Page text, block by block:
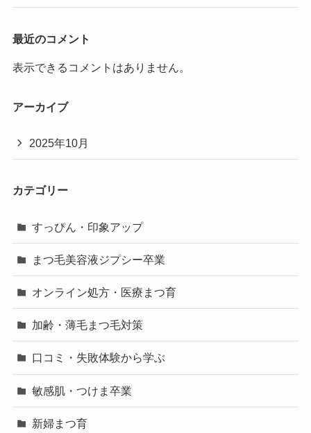
最近のコメント
表示できるコメントはありません。
アーカイブ
2025年10月
カテゴリー
すっぴん・印象アップ
まつ毛美容液ジプシー卒業
オンライン処方・医療まつ育
加齢・薄毛まつ毛対策
口コミ・失敗体験から学ぶ
敏感肌・つけま卒業
新婦まつ育